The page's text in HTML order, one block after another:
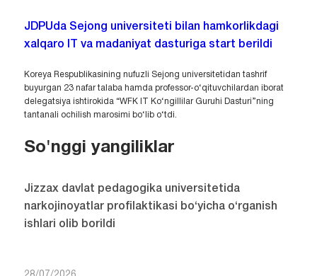
JDPUda Sejong universiteti bilan hamkorlikdagi
xalqaro IT va madaniyat dasturiga start berildi
Koreya Respublikasining nufuzli Sejong universitetidan tashrif
buyurgan 23 nafar talaba hamda professor-o‘qituvchilardan iborat
delegatsiya ishtirokida “WFK IT Ko‘ngillilar Guruhi Dasturi”ning
tantanali ochilish marosimi bo‘lib o‘tdi.
So'nggi yangiliklar
Jizzax davlat pedagogika universitetida
narkojinoyatlar profilaktikasi bo‘yicha o‘rganish
ishlari olib borildi